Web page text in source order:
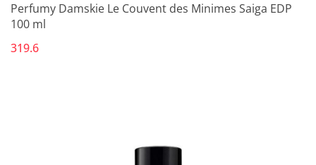
Perfumy Damskie Le Couvent des Minimes Saiga EDP
100 ml
319.6